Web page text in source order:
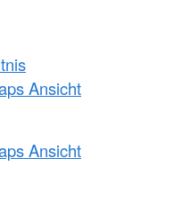
Ansicht
Ansicht